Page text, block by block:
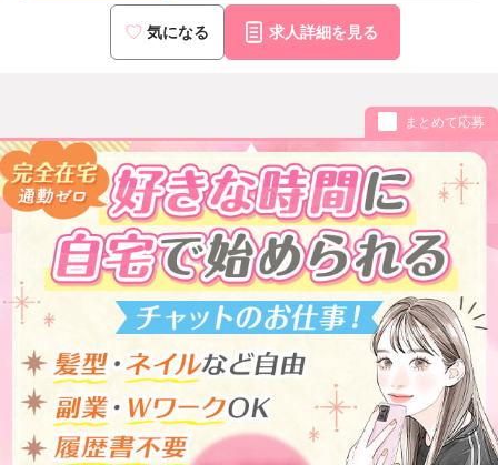
気になる 求人詳細を見る
まとめて応募